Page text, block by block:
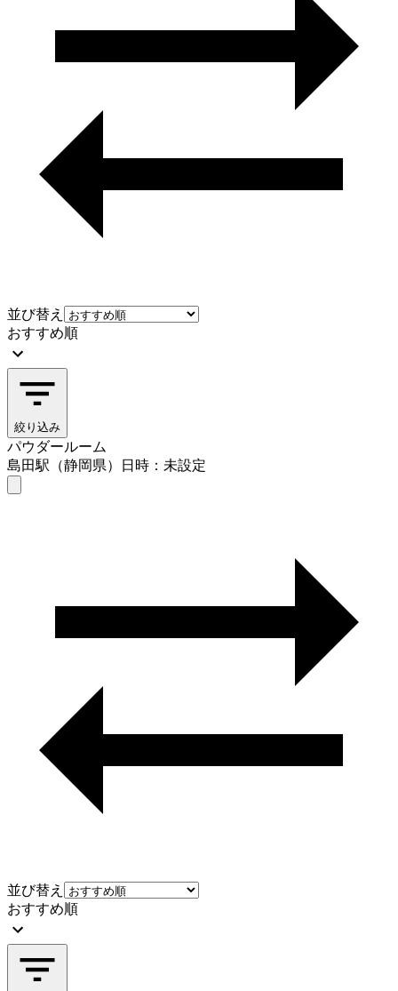
並び替え
おすすめ順
絞り込み
パウダールーム
島田駅（静岡県）
日時：未設定
並び替え
おすすめ順